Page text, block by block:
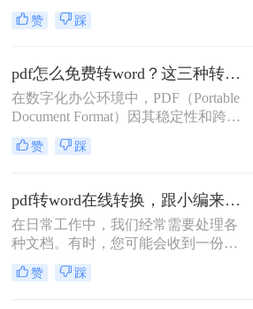
是为了编辑文本，还是为了重新排
版，将PDF转换为Word都能带来很大
word文档呢？本文将详细介绍四种在
电脑上将PDF转换为Word的方法。
赞 踩
pdf怎么免费转word？这三种转换方法很简单！
在数字化办公环境中，PDF（Portable
Document Format）因其稳定性和跨平
台兼容性而广泛应用。然而，当需要
编辑或修改PDF内容时，将其转换为
么pdf怎么免费转word呢？本文将介绍
三种免费的PDF转Word方法。
赞 踩
pdf转word在线转换，跟小编来学习吧
在日常工作中，我们经常需要处理各
种文档。有时，您可能会收到一份
PDF格式的文件，但为了进一步编辑
或修改，您需要将其转换为Word格
赞 踩